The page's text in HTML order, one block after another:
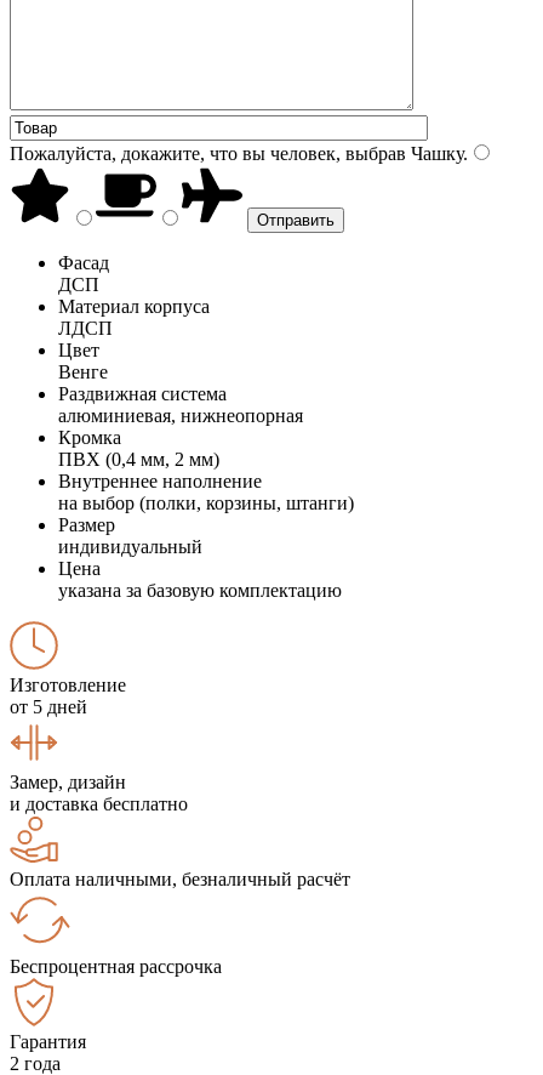
Пожалуйста, докажите, что вы человек, выбрав Чашку.
Фасад
ДСП
Материал корпуса
ЛДСП
Цвет
Венге
Раздвижная система
алюминиевая, нижнеопорная
Кромка
ПВХ (0,4 мм, 2 мм)
Внутреннее наполнение
на выбор (полки, корзины, штанги)
Размер
индивидуальный
Цена
указана за базовую комплектацию
Изготовление
от 5 дней
Замер, дизайн
и доставка бесплатно
Оплата наличными, безналичный расчёт
Беспроцентная рассрочка
Гарантия
2 года